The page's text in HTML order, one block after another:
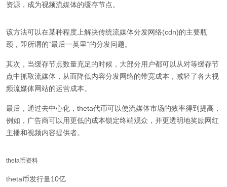
资源，成为视频流媒体的缓存节点。
该方法可以在某种程度上解决传统流媒体分发网络(cdn)的主要瓶
颈，即所谓的“最后一英里”的分发问题。
其次，当缓存节点数量充足的时候，大部分用户都可以从对等缓存节
点中抓取流媒体，从而降低内容分发网络的带宽成本，减轻了各大视
频流媒体网站的运营成本。
最后，通过去中心化，theta代币可以使流媒体市场的效率得到提高，
例如，广告商可以用更低的成本锁定终端观众，并更透明地奖励网红
主播和视频内容提供者。
theta币资料
theta币发行量10亿